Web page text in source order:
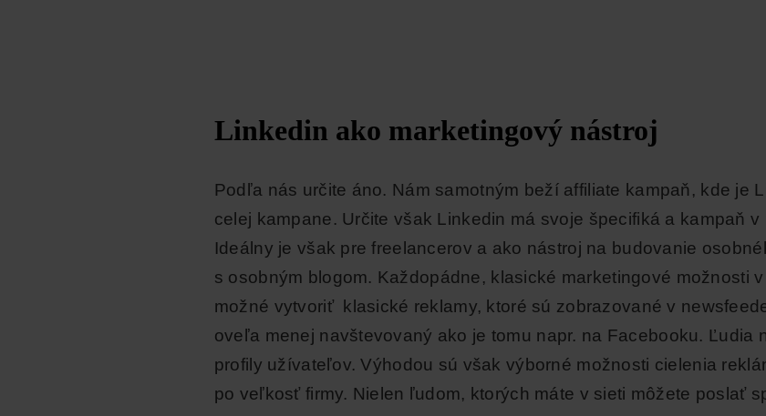
Linkedin ako marketingový nástroj
Podľa nás určite áno. Nám samotným beží affiliate kampaň, kde je
celej kampane. Určite však Linkedin má svoje špecifiká a kampaň
Ideálny je však pre freelancerov a ako nástroj na budovanie
s osobným blogom. Každopádne, klasické marketingové možnosti
možné vytvoriť klasické reklamy, ktoré sú zobrazované v
oveľa menej navštevovaný ako je tomu napr. na Facebooku. Ľudia
profily užívateľov. Výhodou sú však výborné možnosti cielenia
po veľkosť firmy. Nielen ľudom, ktorých máte v sieti môžete poslať